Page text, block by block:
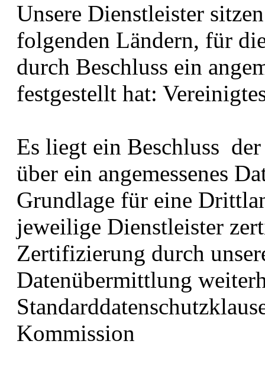
Unsere Dienstleister
folgenden Ländern, für
durch Beschluss ein
festgestellt hat:
Es liegt ein Beschluss
über ein angemessenes
Grundlage für eine
jeweilige Dienstleister
Zertifizierung durch
Datenübermittlung
Kommission